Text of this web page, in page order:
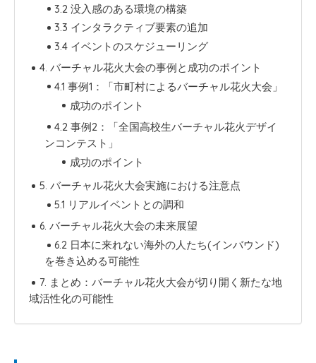
3.2 没入感のある環境の構築
3.3 インタラクティブ要素の追加
3.4 イベントのスケジューリング
4. バーチャル花火大会の事例と成功のポイント
4.1 事例1：「市町村によるバーチャル花火大会」
成功のポイント
4.2 事例2：「全国高校生バーチャル花火デザイ
ンコンテスト」
成功のポイント
5. バーチャル花火大会実施における注意点
5.1 リアルイベントとの調和
6. バーチャル花火大会の未来展望
6.2 日本に来れない海外の人たち(インバウンド)
を巻き込める可能性
7. まとめ：バーチャル花火大会が切り開く新たな地
域活性化の可能性